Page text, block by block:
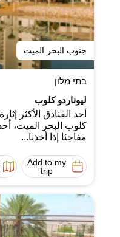
جنوب البحر الميت
בתי מלון
ليوناردو كلوب
أحد الفنادق الأكثر
كلوب البحر الميت،
مفاجئا إذا أخذنا...
Add to my
trip